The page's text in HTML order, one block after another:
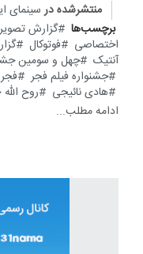
منتشرشده در سینمای
برچسب‌ها
گزارش
اختصاصی
فوتوکال
آنتیک
چهل و سومین
جشنواره فیلم فجر
فجر 43
هادی نائیجی
روح
ادامه مطلب...